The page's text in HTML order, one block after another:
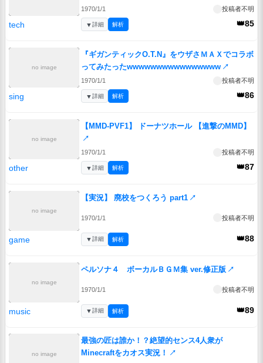
1970/1/1 投稿者不明
tech 👑85
▼詳細 解析
no image
『ギガンティックO.T.N』をウザさＭＡＸでコラボ
ってみたったwwwwwwwwwwwwwwww ↗
1970/1/1 投稿者不明
sing 👑86
▼詳細 解析
no image
【MMD-PVF1】 ドーナツホール 【進撃のMMD】
↗
1970/1/1 投稿者不明
other 👑87
▼詳細 解析
no image
【実況】 廃校をつくろう part1 ↗
1970/1/1 投稿者不明
game 👑88
▼詳細 解析
no image
ペルソナ４ ボーカルＢＧＭ集 ver.修正版 ↗
1970/1/1 投稿者不明
music 👑89
▼詳細 解析
no image
最強の匠は誰か！？絶望的センス4人衆が
Minecraftをカオス実況！
↗